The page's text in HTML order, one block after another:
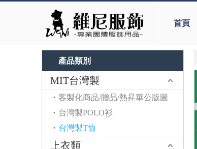
首頁
產品類別
MIT台灣製
客製化商品/贈品/熱昇華公版圖
台灣製POLO衫
台灣製T恤
上衣類